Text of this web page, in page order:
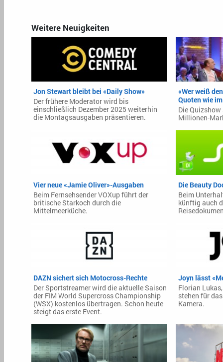
Weitere Neuigkeiten
Jon Stewart bleibt bei «Daily Show»
Der frühere Moderator wird bis
einschließlich Dezember 2025 weiterhin
die Montagsausgaben präsentieren.
«Wer weiß
Quoten wie
Die Quizshow
Millionen-
Vier neue «Jamie Oliver»-Ausgaben
Beim Fernsehsender VOXup führt der
britische Starkoch durch die
Mittelmeerküche.
Die Beauty
Beim
künftig auch
DAZN sichert sich Motocross-Rechte
Der Sportstreamer wird die aktuelle Saison
der FIM World Supercross Championship
(WSX) kostenlos übertragen. Schon heute
steigt das erste Event.
Joyn lässt
Florian
stehen für
Kamera.